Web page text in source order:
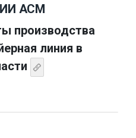
АСМ
производства
линия в